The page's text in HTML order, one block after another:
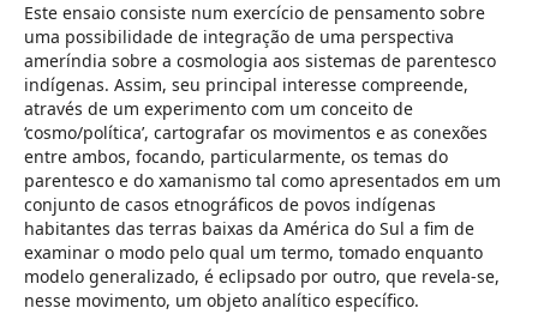
Este ensaio consiste num exercício de pensamento sobre
uma possibilidade de integração de uma perspectiva
ameríndia sobre a cosmologia aos sistemas de parentesco
indígenas. Assim, seu principal interesse compreende,
através de um experimento com um conceito de
‘cosmo/política’, cartografar os movimentos e as conexões
entre ambos, focando, particularmente, os temas do
parentesco e do xamanismo tal como apresentados em um
conjunto de casos etnográficos de povos indígenas
habitantes das terras baixas da América do Sul a fim de
examinar o modo pelo qual um termo, tomado enquanto
modelo generalizado, é eclipsado por outro, que revela-se,
nesse movimento, um objeto analítico específico.